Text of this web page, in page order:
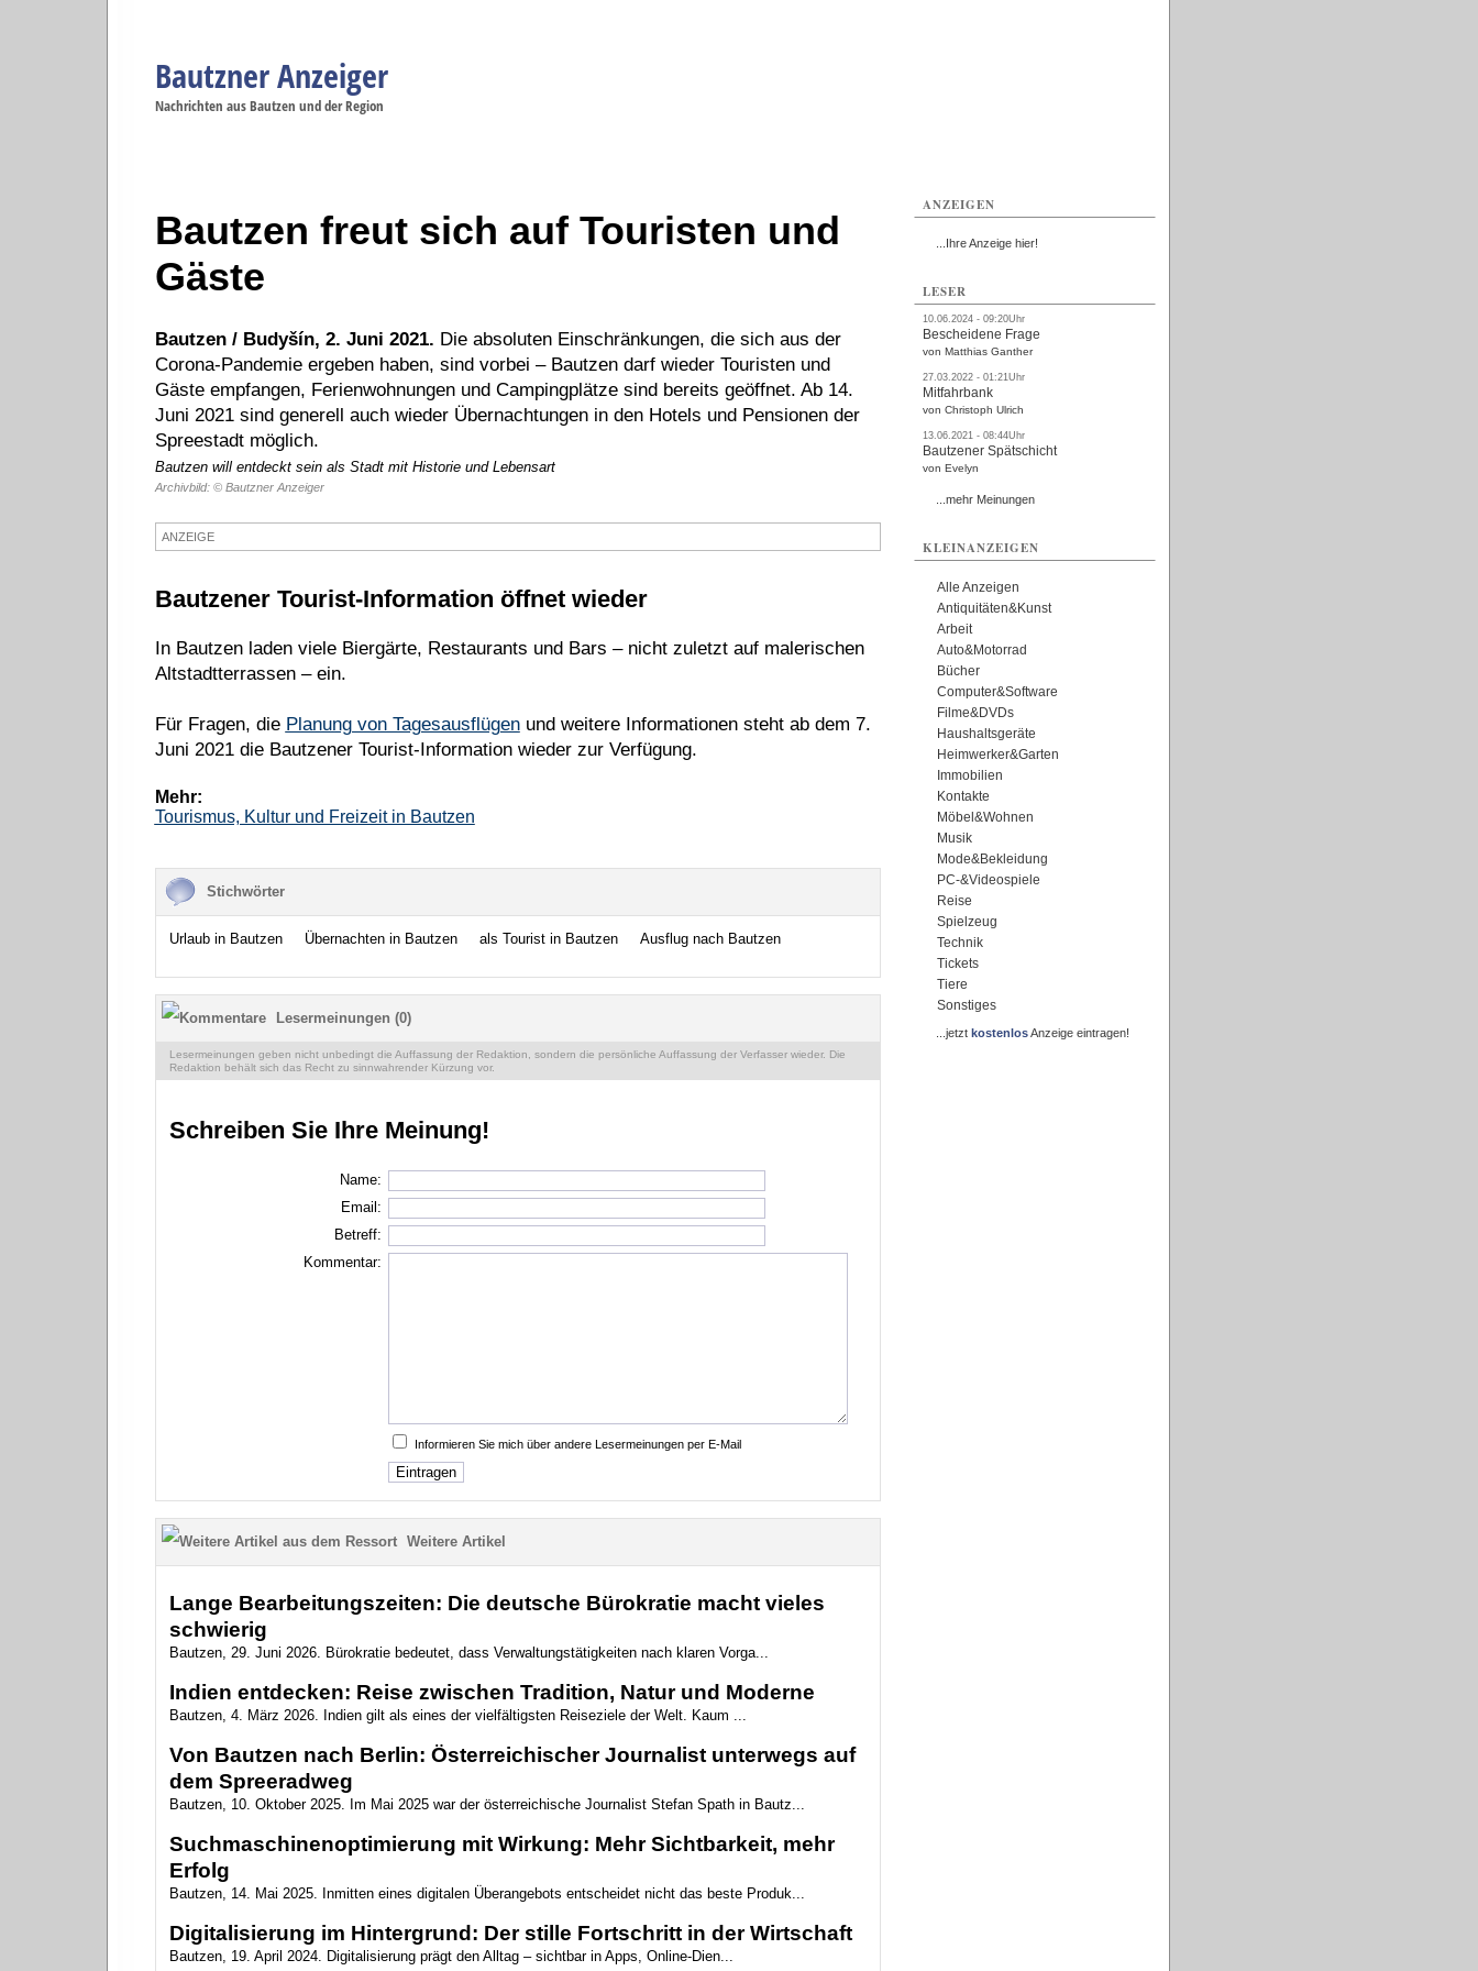
Bautzner Anzeiger
Nachrichten aus Bautzen und der Region
Bautzen freut sich auf Touristen und
Gäste
Bautzen / Budyšín, 2. Juni 2021. Die absoluten Einschränkungen, die sich aus der
Corona-Pandemie ergeben haben, sind vorbei – Bautzen darf wieder Touristen und
Gäste empfangen, Ferienwohnungen und Campingplätze sind bereits geöffnet. Ab 14.
Juni 2021 sind generell auch wieder Übernachtungen in den Hotels und Pensionen der
Spreestadt möglich.
Bautzen will entdeckt sein als Stadt mit Historie und Lebensart
Archivbild: © Bautzner Anzeiger
ANZEIGE
Bautzener Tourist-Information öffnet wieder
In Bautzen laden viele Biergärte, Restaurants und Bars – nicht zuletzt auf malerischen
Altstadtterrassen – ein.
Für Fragen, die Planung von Tagesausflügenund weitere Informationen steht ab dem 7.
Juni 2021 die Bautzener Tourist-Information wieder zur Verfügung.
Mehr:
Tourismus, Kultur und Freizeit in Bautzen
Stichwörter
Urlaub in Bautzen Übernachten in Bautzen als Tourist in Bautzen Ausflug nach Bautzen
Lesermeinungen (0)
Lesermeinungen geben nicht unbedingt die Auffassung der Redaktion, sondern die persönliche Auffassung der Verfasser wieder. Die
Redaktion behält sich das Recht zu sinnwahrender Kürzung vor.
Schreiben Sie Ihre Meinung!
Name:
Email:
Betreff:
Kommentar:
Informieren Sie mich über andere Lesermeinungen per E-Mail
Weitere Artikel
Lange Bearbeitungszeiten: Die deutsche Bürokratie macht vieles
schwierig
Bautzen, 29. Juni 2026. Bürokratie bedeutet, dass Verwaltungstätigkeiten nach klaren Vorga...
Indien entdecken: Reise zwischen Tradition, Natur und Moderne
Bautzen, 4. März 2026. Indien gilt als eines der vielfältigsten Reiseziele der Welt. Kaum ...
Von Bautzen nach Berlin: Österreichischer Journalist unterwegs auf
dem Spreeradweg
Bautzen, 10. Oktober 2025. Im Mai 2025 war der österreichische Journalist Stefan Spath in Bautz...
Suchmaschinenoptimierung mit Wirkung: Mehr Sichtbarkeit, mehr
Erfolg
Bautzen, 14. Mai 2025. Inmitten eines digitalen Überangebots entscheidet nicht das beste Produk...
Digitalisierung im Hintergrund: Der stille Fortschritt in der Wirtschaft
Bautzen, 19. April 2024. Digitalisierung prägt den Alltag – sichtbar in Apps, Online-Dien...
ANZEIGEN
...Ihre Anzeige hier!
LESER
10.06.2024 - 09:20Uhr
Bescheidene Frage
von Matthias Ganther
27.03.2022 - 01:21Uhr
Mitfahrbank
von Christoph Ulrich
13.06.2021 - 08:44Uhr
Bautzener Spätschicht
von Evelyn
...mehr Meinungen
KLEINANZEIGEN
Alle Anzeigen
Antiquitäten&Kunst
Arbeit
Auto&Motorrad
Bücher
Computer&Software
Filme&DVDs
Haushaltsgeräte
Heimwerker&Garten
Immobilien
Kontakte
Möbel&Wohnen
Musik
Mode&Bekleidung
PC-&Videospiele
Reise
Spielzeug
Technik
Tickets
Tiere
Sonstiges
...jetzt kostenlosAnzeige eintragen!